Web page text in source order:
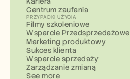
Centrum zaufania
PRZYPADKI UŻYCIA
Filmy szkoleniowe
Wsparcie Przedsprzedażowe
Marketing produktowy
Sukces klienta
Wsparcie sprzedaży
Zarządzanie zmianą
See more